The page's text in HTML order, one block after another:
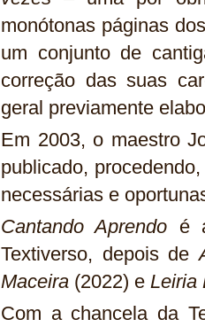
monótonas páginas
um conjunto de
correção das suas
geral previamente
Em 2003, o maestro
publicado,
necessárias e
Cantando Aprendo é
Textiverso, depois de
Maceira (2022) e Leiria
Com a chancela da